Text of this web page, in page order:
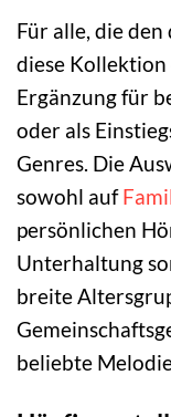
Für alle, die
diese Kollektion
Ergänzung für
oder als
Genres. Die
sowohl auf
persönlichen
Unterhaltung
breite
beliebte